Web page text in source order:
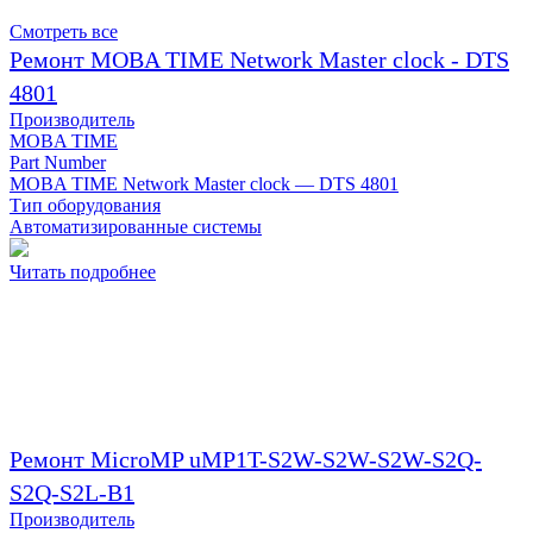
Смотреть все
Ремонт MOBA TIME Network Master clock - DTS
4801
Производитель
MOBA TIME
Part Number
MOBA TIME Network Master clock — DTS 4801
Тип оборудования
Автоматизированные системы
Читать подробнее
Ремонт MicroMP uMP1T-S2W-S2W-S2W-S2Q-
S2Q-S2L-B1
Производитель